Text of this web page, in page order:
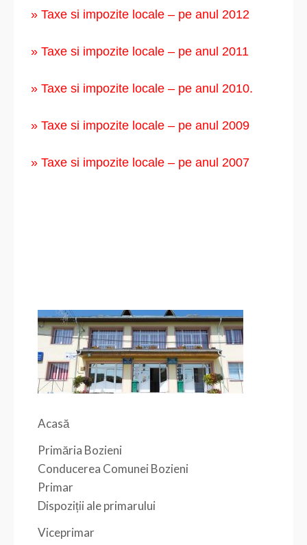
» Taxe si impozite locale – pe anul 2012
» Taxe si impozite locale – pe anul 2011
» Taxe si impozite locale – pe anul 2010.
» Taxe si impozite locale – pe anul 2009
» Taxe si impozite locale – pe anul 2007
Acasă
Primăria Bozieni
Conducerea Comunei Bozieni
Primar
Dispoziții ale primarului
Viceprimar